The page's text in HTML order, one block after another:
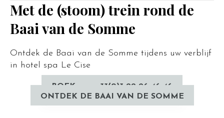
Met de (stoom) trein rond de
Baai van de Somme
Ontdek de Baai van de Somme tijdens uw verblijf
in hotel spa Le Cise
BOEK
+33(0)3 22 26 46 46
ONTDEK DE BAAI VAN DE SOMME